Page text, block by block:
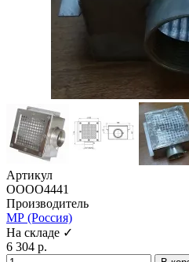
Артикул
ОООО4441
Производитель
МР (Россия)
На складе ✓
6 304 р.